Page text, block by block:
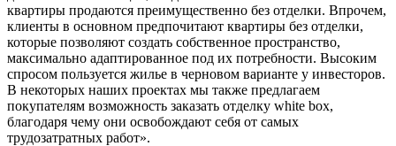
квартиры продаются преимущественно без отделки. Впрочем,
клиенты в основном предпочитают квартиры без отделки,
которые позволяют создать собственное пространство,
максимально адаптированное под их потребности. Высоким
спросом пользуется жилье в черновом варианте у инвесторов.
В некоторых наших проектах мы также предлагаем
покупателям возможность заказать отделку white box,
благодаря чему они освобождают себя от самых
трудозатратных работ».